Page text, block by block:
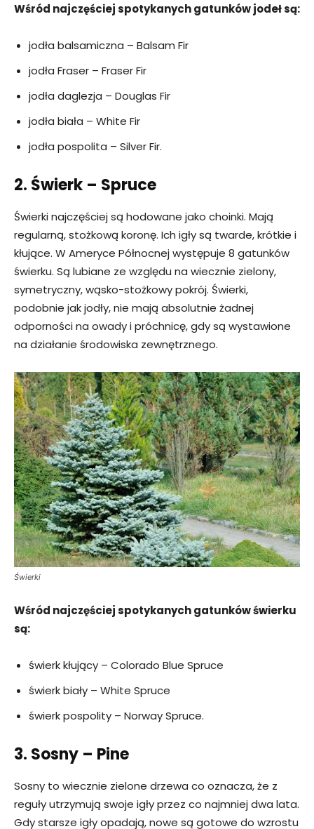
Wśród najczęściej spotykanych gatunków jodeł są:
jodła balsamiczna – Balsam Fir
jodła Fraser – Fraser Fir
jodła daglezja – Douglas Fir
jodła biała – White Fir
jodła pospolita – Silver Fir.
2. Świerk – Spruce
Świerki najczęściej są hodowane jako choinki. Mają
regularną, stożkową koronę. Ich igły są twarde, krótkie i
kłujące. W Ameryce Północnej występuje 8 gatunków
świerku. Są lubiane ze względu na wiecznie zielony,
symetryczny, wąsko-stożkowy pokrój. Świerki,
podobnie jak jodły, nie mają absolutnie żadnej
odporności na owady i próchnicę, gdy są wystawione
na działanie środowiska zewnętrznego.
Świerki
Wśród najczęściej spotykanych gatunków świerku
są:
świerk kłujący – Colorado Blue Spruce
świerk biały – White Spruce
świerk pospolity – Norway Spruce.
3. Sosny – Pine
Sosny to wiecznie zielone drzewa co oznacza, że z
reguły utrzymują swoje igły przez co najmniej dwa lata.
Gdy starsze igły opadają, nowe są gotowe do wzrostu